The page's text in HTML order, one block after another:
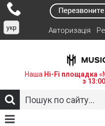
Авторизація
укр
Наша Hi-Fi площадка
з